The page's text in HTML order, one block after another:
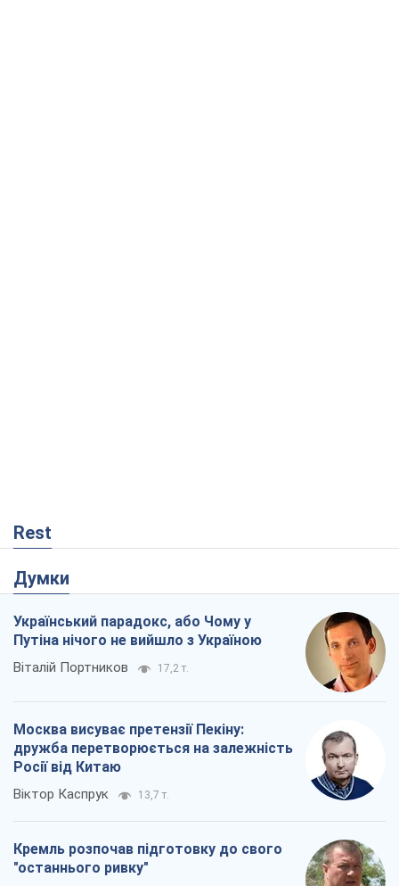
Rest
Думки
Український парадокс, або Чому у
Путіна нічого не вийшло з Україною
Віталій Портников 17,2 т.
Москва висуває претензії Пекіну:
дружба перетворюється на залежність
Росії від Китаю
Віктор Каспрук 13,7 т.
Кремль розпочав підготовку до свого
"останнього ривку"